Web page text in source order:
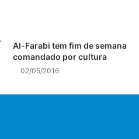
Al-Farabi tem fim de semana
comandado por cultura
02/05/2016